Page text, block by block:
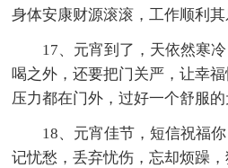
身体安康财源滚滚，工作顺利
17、元宵到了，天依然寒
喝之外，还要把门关严，让幸
压力都在门外，过好一个舒服
18、元宵佳节，短信祝福
记忧愁，丢弃忧伤，忘却烦躁